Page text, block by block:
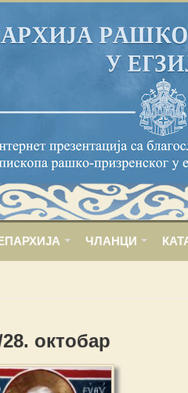
ЧЛАНЦИ
октобар